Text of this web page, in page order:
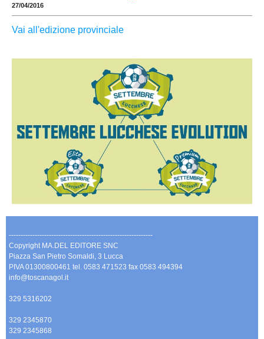
27/04/2016
Vai all'edizione provinciale
-------------------------------------------------------------
Copyright MA.DEL EDITORE SNC
Piazza San Pietro Somaldi, 3 Lucca
PIVA 01300800461 tel. 0583 471523 fax 0583 494394
info@toscanagol.it
329 5316202
329 2345870
329 2345868